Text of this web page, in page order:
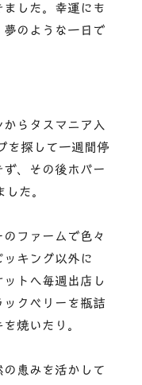
した。幸運にも
のような一日で
らタスマニア入
を探して一週間停
、その後ホバー
した。
ファームで色々
キング以外に
トへ毎週出店し
クベリーを瓶詰
焼いたり。
恵みを活かして